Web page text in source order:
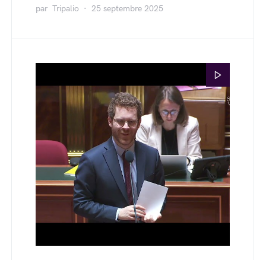
par Tripalio 25 septembre 2025